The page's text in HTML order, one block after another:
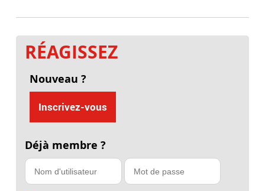
RÉAGISSEZ
Nouveau ?
Inscrivez-vous
Déjà membre ?